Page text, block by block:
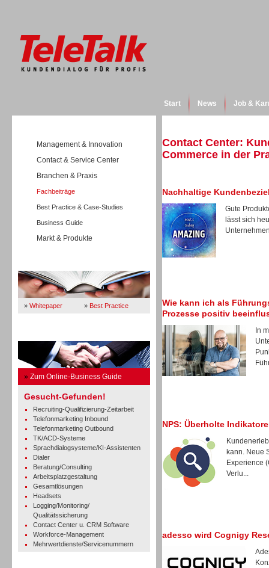
Start News Job &
Management & Innovation
Contact & Service Center
Branchen & Praxis
Fachbeiträge
Best Practice & Case-Studies
Business Guide
Markt & Produkte
» Whitepaper » Best Practice
» Zum Online-Business Guide
Gesucht-Gefunden!
Recruiting-Qualifizierung-Zeitarbeit
Telefonmarketing Inbound
Telefonmarketing Outbound
TK/ACD-Systeme
Sprachdialogsysteme/KI-Assistenten
Dialer
Beratung/Consulting
Arbeitsplatzgestaltung
Gesamtlösungen
Headsets
Logging/Monitoring/
Qualitätssicherung
Contact Center u. CRM Software
Workforce-Management
Mehrwertdienste/Servicenummern
Contact Center:
Commerce in der
Nachhaltige
Gute
lässt sich
Wie kann ich als
Prozesse positiv
In
NPS: Überholte
kann. Neue
Experience
Verlu...
adesso wird Cognigy